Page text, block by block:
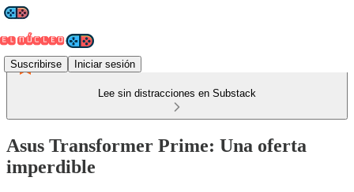
Suscribirse Iniciar sesión
Lee sin distracciones en Substack
Asus Transformer Prime: Una oferta
imperdible